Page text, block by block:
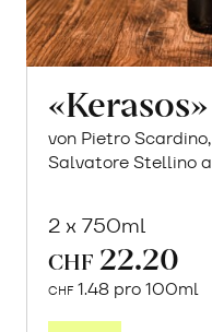
«Kerasos»
von Pietro
Salvatore Stellino
2 x 750ml
CHF 22.20
CHF 1.48 pro 100ml